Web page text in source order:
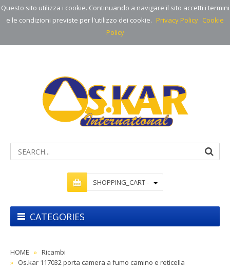
Questo sito utilizza i cookie. Continuando a navigare il sito accetti i termini
e le condizioni previste per l'utilizzo dei cookie. Privacy Policy Cookie
Policy
SHOPPING_CART -
CATEGORIES
HOME
Ricambi
Os.kar 117032 porta camera a fumo camino e reticella